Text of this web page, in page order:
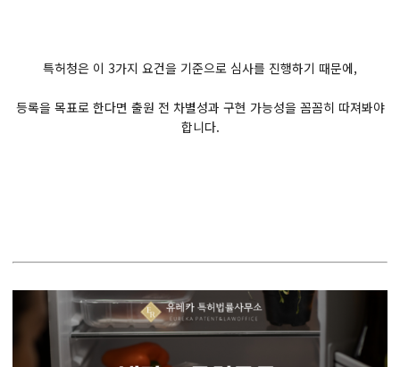
특허청은 이 3가지 요건을 기준으로 심사를 진행하기 때문에,
등록을 목표로 한다면 출원 전 차별성과 구현 가능성을 꼼꼼히 따져봐야
합니다.